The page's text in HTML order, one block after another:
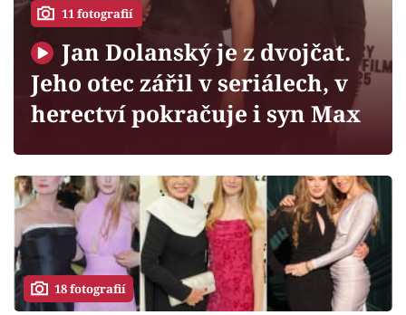
Sledujte prima+
Filmový festival Karlovy Vary
Mámy sobě
Přihlášení
Sledujte nás
11 fotografií
Jan Dolanský je z dvojčat.
Jeho otec zářil v seriálech, v
herectví pokračuje i syn Max
18 fotografií